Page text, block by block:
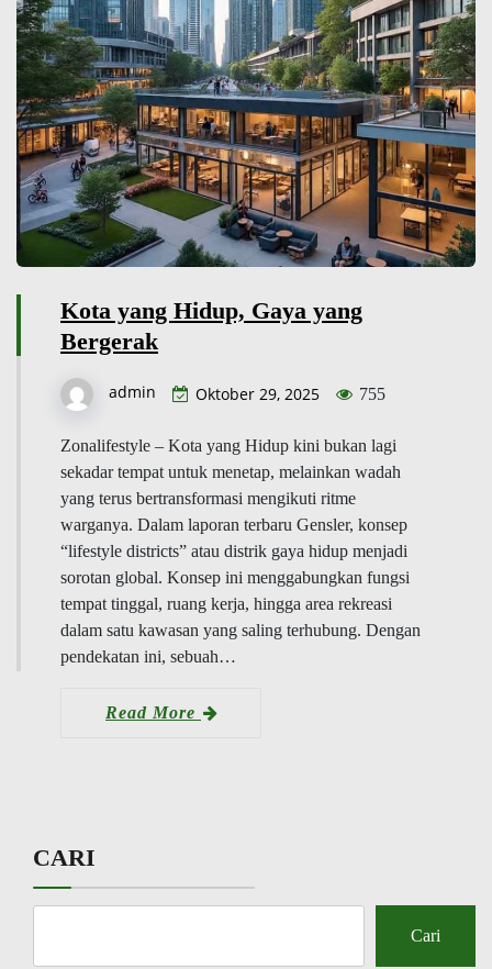
Kota yang Hidup, Gaya yang
Bergerak
admin Oktober 29, 2025 755
Zonalifestyle – Kota yang Hidup kini bukan lagi
sekadar tempat untuk menetap, melainkan wadah
yang terus bertransformasi mengikuti ritme
warganya. Dalam laporan terbaru Gensler, konsep
“lifestyle districts” atau distrik gaya hidup menjadi
sorotan global. Konsep ini menggabungkan fungsi
tempat tinggal, ruang kerja, hingga area rekreasi
dalam satu kawasan yang saling terhubung. Dengan
pendekatan ini, sebuah…
Read More
CARI
Cari